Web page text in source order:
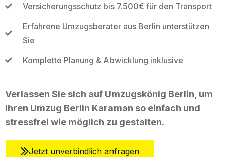
Versicherungsschutz bis 7.500€ für den Transport
Erfahrene Umzugsberater aus Berlin unterstützen
Sie
Komplette Planung & Abwicklung inklusive
Verlassen Sie sich auf Umzugskönig Berlin, um
Ihren Umzug Berlin Karaman so einfach und
stressfrei wie möglich zu gestalten.
Jetzt unverbindlich anfragen